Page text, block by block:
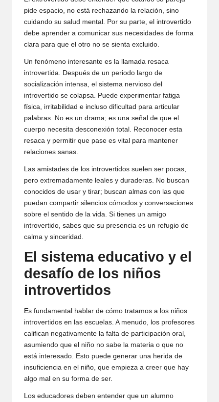
pide espacio, no está rechazando la relación, sino
cuidando su salud mental. Por su parte, el introvertido
debe aprender a comunicar sus necesidades de forma
clara para que el otro no se sienta excluido.
Un fenómeno interesante es la llamada resaca
introvertida. Después de un periodo largo de
socialización intensa, el sistema nervioso del
introvertido se colapsa. Puede experimentar fatiga
física, irritabilidad e incluso dificultad para articular
palabras. No es un drama; es una señal de que el
cuerpo necesita desconexión total. Reconocer esta
resaca y permitir que pase es vital para mantener
relaciones sanas.
Las amistades de los introvertidos suelen ser pocas,
pero extremadamente leales y duraderas. No buscan
conocidos de usar y tirar; buscan almas con las que
puedan compartir silencios cómodos y conversaciones
sobre el sentido de la vida. Si tienes un amigo
introvertido, sabes que su presencia es un refugio de
calma y sinceridad.
El sistema educativo y el
desafío de los niños
introvertidos
Es fundamental hablar de cómo tratamos a los niños
introvertidos en las escuelas. A menudo, los profesores
califican negativamente la falta de participación oral,
asumiendo que el niño no sabe la materia o que no
está interesado. Esto puede generar una herida de
insuficiencia en el niño, que empieza a creer que hay
algo mal en su forma de ser.
Los educadores deben entender que un alumno